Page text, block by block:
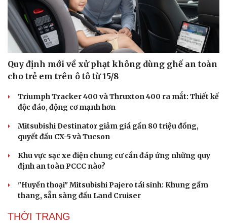
Quy định mới về xử phạt không dùng ghế an toàn
cho trẻ em trên ô tô từ 15/8
Triumph Tracker 400 và Thruxton 400 ra mắt: Thiết kế
độc đáo, động cơ mạnh hơn
Mitsubishi Destinator giảm giá gần 80 triệu đồng,
quyết đấu CX-5 và Tucson
Khu vực sạc xe điện chung cư cần đáp ứng những quy
định an toàn PCCC nào?
"Huyền thoại" Mitsubishi Pajero tái sinh: Khung gầm
thang, sẵn sàng đấu Land Cruiser
THỜI TRANG